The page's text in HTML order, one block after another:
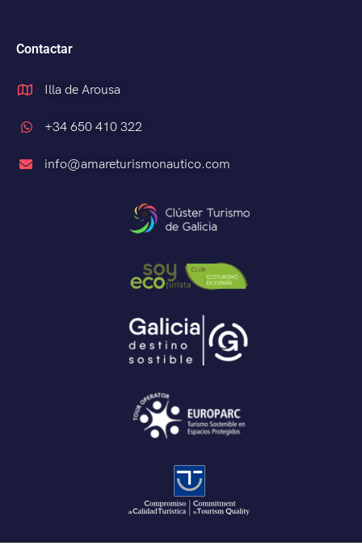
Contactar
Illa de Arousa
+34 650 410 322
info@amareturismonautico.com